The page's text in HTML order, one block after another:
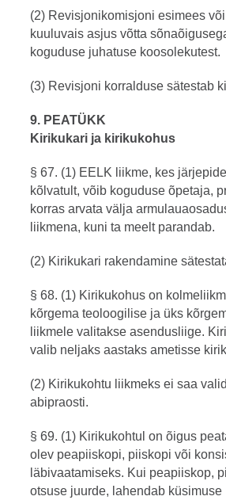
(2) Revisjonikomisjoni esimees
kuuluvais asjus võtta
koguduse juhatuse koosolekutest.
(3) Revisjoni korralduse sätestab
9. PEATÜKK
Kirikukari ja kirikukohus
§ 67. (1) EELK liikme, kes
kõlvatult, võib koguduse õpetaja,
korras arvata välja
liikmena, kuni ta meelt parandab.
(2) Kirikukari rakendamine
§ 68. (1) Kirikukohus on
kõrgema teoloogilise ja üks
liikmele valitakse asendusliige.
valib neljaks aastaks ametisse
(2) Kirikukohtu liikmeks ei saa
abipraosti.
§ 69. (1) Kirikukohtul on õigus
olev peapiiskopi, piiskopi või
läbivaatamiseks. Kui peapiiskop,
otsuse juurde, lahendab küsimuse